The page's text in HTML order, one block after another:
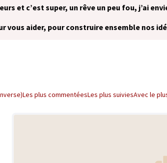
et c’est super, un rêve un peu fou, j’ai
onglet)
vous aider, pour construire ensemble nos
Les plus commentéesLes plus suiviesAvec le